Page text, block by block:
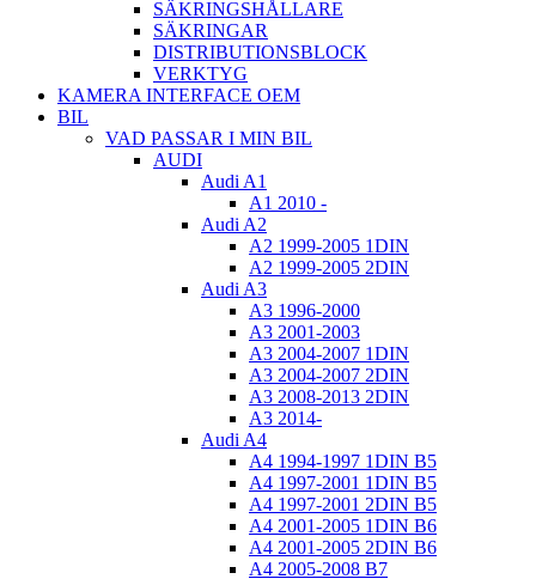
SÄKRINGSHÅLLARE
SÄKRINGAR
DISTRIBUTIONSBLOCK
VERKTYG
KAMERA INTERFACE OEM
BIL
VAD PASSAR I MIN BIL
AUDI
Audi A1
A1 2010 -
Audi A2
A2 1999-2005 1DIN
A2 1999-2005 2DIN
Audi A3
A3 1996-2000
A3 2001-2003
A3 2004-2007 1DIN
A3 2004-2007 2DIN
A3 2008-2013 2DIN
A3 2014-
Audi A4
A4 1994-1997 1DIN B5
A4 1997-2001 1DIN B5
A4 1997-2001 2DIN B5
A4 2001-2005 1DIN B6
A4 2001-2005 2DIN B6
A4 2005-2008 B7